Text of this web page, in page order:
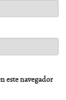
este navegador